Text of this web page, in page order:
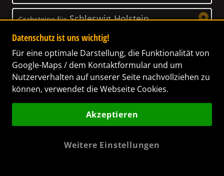
Grabsteine fürSchleswig-Holstein
Thüringen
es uns zur Aufgabe gemacht, Ihnen dabei zu
Datenschutz ist uns wichtig!
Für eine optimale Darstellung, die Funktionalität von
Google-Maps / dem Kontaktformular und um
Nutzerverhalten auf unserer Seite nachvollziehen zu
können, verwendet die Webseite Cookies.
Akzeptieren
Weitere Einstellungen